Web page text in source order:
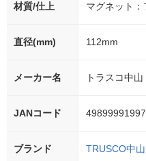
材質/仕上 マグネット
直径(mm) 112mm
メーカー名 トラスコ中山
JANコード
ブランド TRUSCO中山